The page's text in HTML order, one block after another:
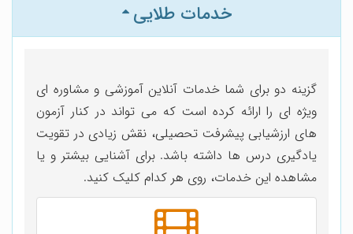
خدمات طلایی
گزینه دو برای شما خدمات آنلاین آموزشی و مشاوره ای
ویژه ای را ارائه کرده است که می تواند در کنار آزمون
های ارزشیابی پیشرفت تحصیلی، نقش زیادی در تقویت
یادگیری درس ها داشته باشد. برای آشنایی بیشتر و یا
مشاهده این خدمات، روی هر کدام کلیک کنید.